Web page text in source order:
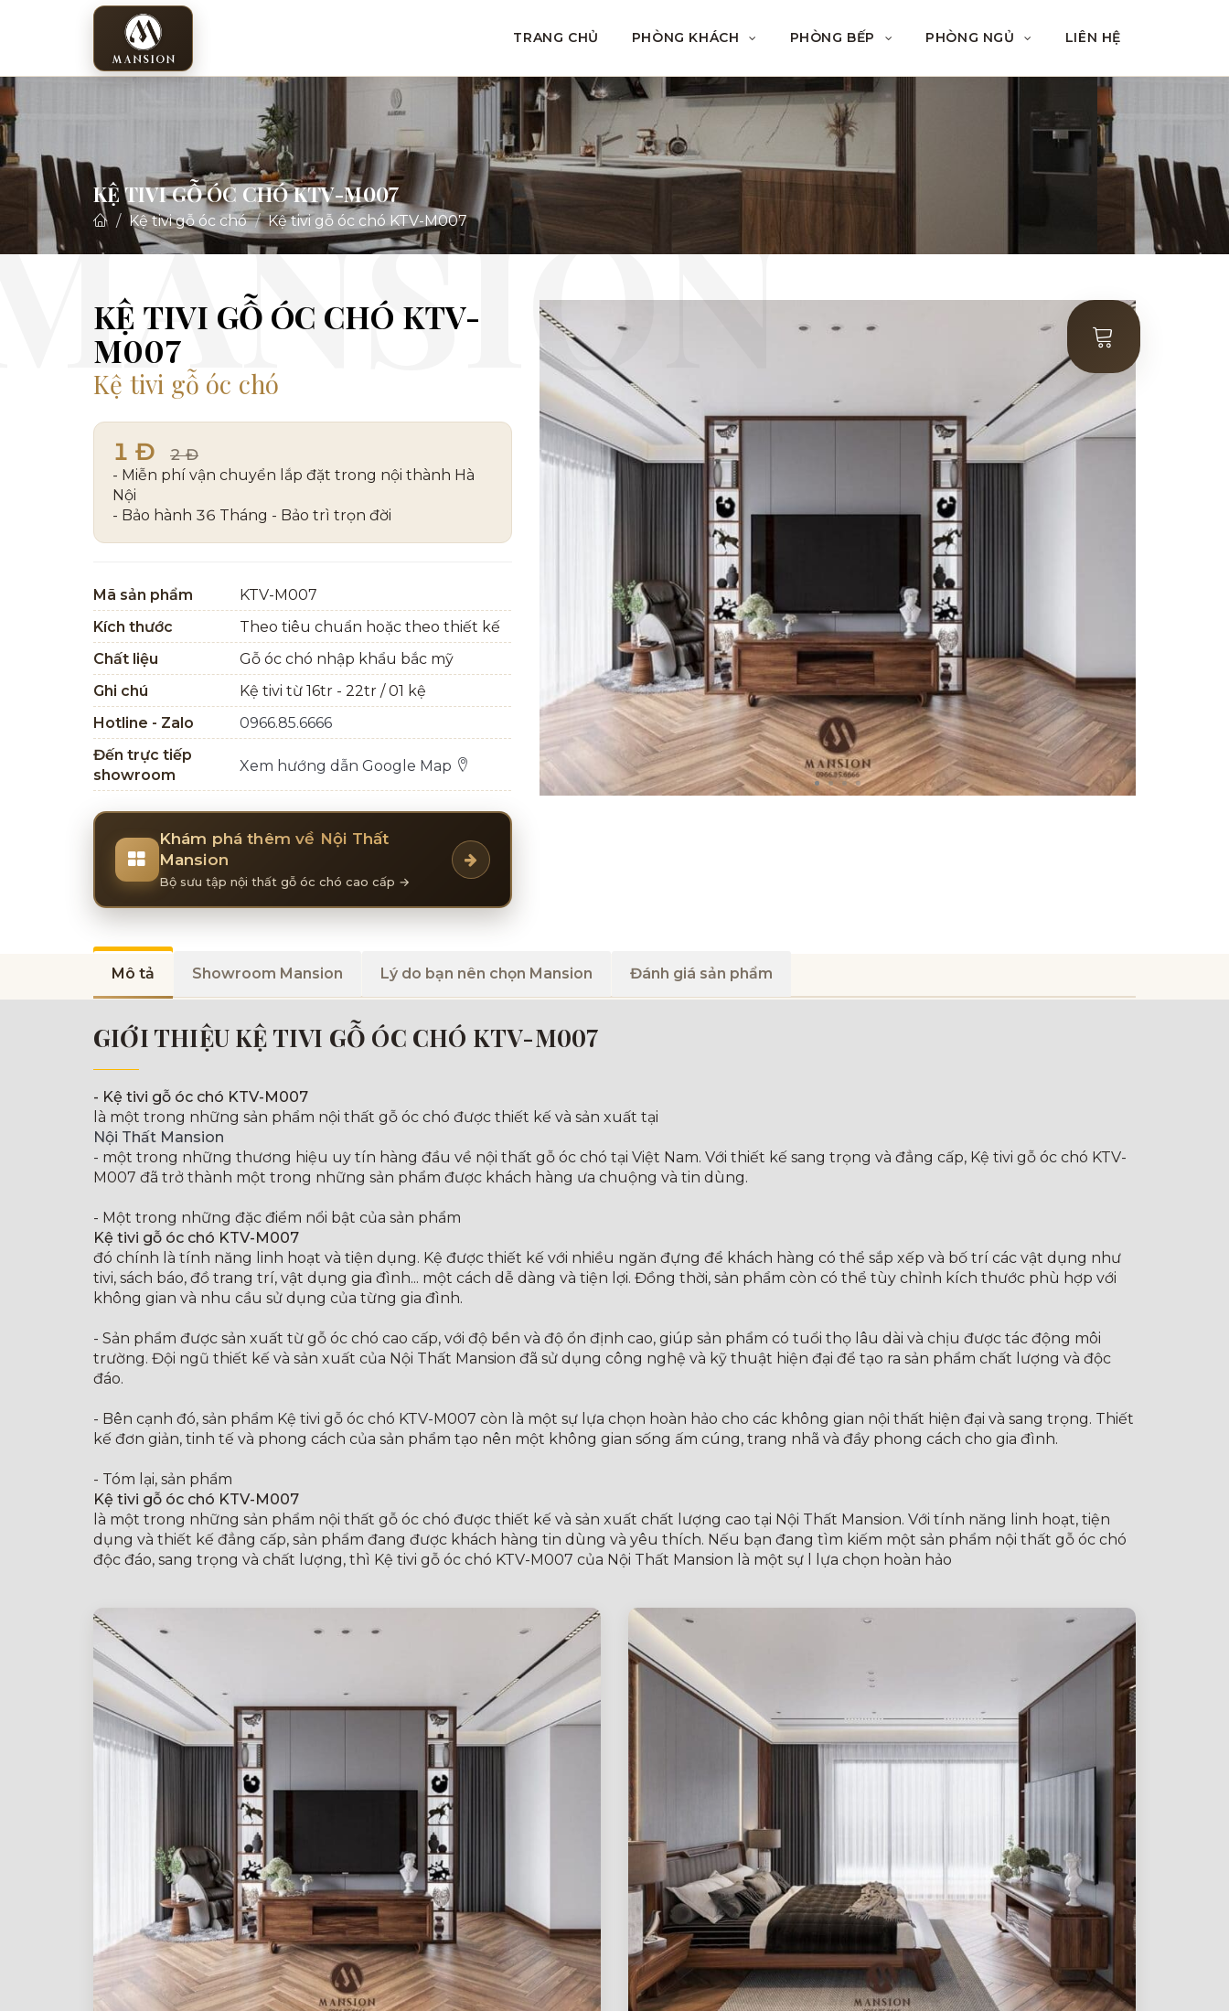
TRANG CHỦ PHÒNG KHÁCH PHÒNG BẾP PHÒNG NGỦ LIÊN HỆ
KỆ TIVI GỖ ÓC CHÓ KTV-M007
Kệ tivi gỗ óc chó Kệ tivi gỗ óc chó KTV-M007
KỆ TIVI GỖ ÓC CHÓ KTV-
M007
Kệ tivi gỗ óc chó
1 Đ 2 Đ
- Miễn phí vận chuyển lắp đặt trong nội thành Hà
Nội
- Bảo hành 36 Tháng - Bảo trì trọn đời
Mã sản phẩm
KTV-M007
Kích thước
Theo tiêu chuẩn hoặc theo thiết kế
Chất liệu
Gỗ óc chó nhập khẩu bắc mỹ
Ghi chú
Kệ tivi từ 16tr - 22tr / 01 kệ
Hotline - Zalo
0966.85.6666
Đến trực tiếp
showroom
Xem hướng dẫn Google Map
Khám phá thêm về Nội Thất
Mansion
Bộ sưu tập nội thất gỗ óc chó cao cấp →
Mô tả Showroom Mansion Lý do bạn nên chọn Mansion Đánh giá sản phẩm
GIỚI THIỆU KỆ TIVI GỖ ÓC CHÓ KTV-M007
- Kệ tivi gỗ óc chó KTV-M007
là một trong những sản phẩm nội thất gỗ óc chó được thiết kế và sản xuất tại
Nội Thất Mansion
- một trong những thương hiệu uy tín hàng đầu về nội thất gỗ óc chó tại Việt Nam. Với thiết kế sang trọng và đẳng cấp, Kệ tivi gỗ óc chó KTV-
M007 đã trở thành một trong những sản phẩm được khách hàng ưa chuộng và tin dùng.
- Một trong những đặc điểm nổi bật của sản phẩm
Kệ tivi gỗ óc chó KTV-M007
đó chính là tính năng linh hoạt và tiện dụng. Kệ được thiết kế với nhiều ngăn đựng để khách hàng có thể sắp xếp và bố trí các vật dụng như
tivi, sách báo, đồ trang trí, vật dụng gia đình... một cách dễ dàng và tiện lợi. Đồng thời, sản phẩm còn có thể tùy chỉnh kích thước phù hợp với
không gian và nhu cầu sử dụng của từng gia đình.
- Sản phẩm được sản xuất từ gỗ óc chó cao cấp, với độ bền và độ ổn định cao, giúp sản phẩm có tuổi thọ lâu dài và chịu được tác động môi
trường. Đội ngũ thiết kế và sản xuất của Nội Thất Mansion đã sử dụng công nghệ và kỹ thuật hiện đại để tạo ra sản phẩm chất lượng và độc
đáo.
- Bên cạnh đó, sản phẩm Kệ tivi gỗ óc chó KTV-M007 còn là một sự lựa chọn hoàn hảo cho các không gian nội thất hiện đại và sang trọng. Thiết
kế đơn giản, tinh tế và phong cách của sản phẩm tạo nên một không gian sống ấm cúng, trang nhã và đầy phong cách cho gia đình.
- Tóm lại, sản phẩm
Kệ tivi gỗ óc chó KTV-M007
là một trong những sản phẩm nội thất gỗ óc chó được thiết kế và sản xuất chất lượng cao tại Nội Thất Mansion. Với tính năng linh hoạt, tiện
dụng và thiết kế đẳng cấp, sản phẩm đang được khách hàng tin dùng và yêu thích. Nếu bạn đang tìm kiếm một sản phẩm nội thất gỗ óc chó
độc đáo, sang trọng và chất lượng, thì Kệ tivi gỗ óc chó KTV-M007 của Nội Thất Mansion là một sự l lựa chọn hoàn hảo